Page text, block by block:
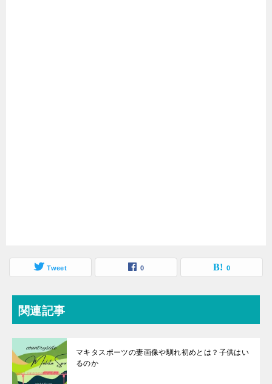
Tweet 0 0
関連記事
マキタスポーツの妻画像や馴れ初めとは？子供はい
るのか